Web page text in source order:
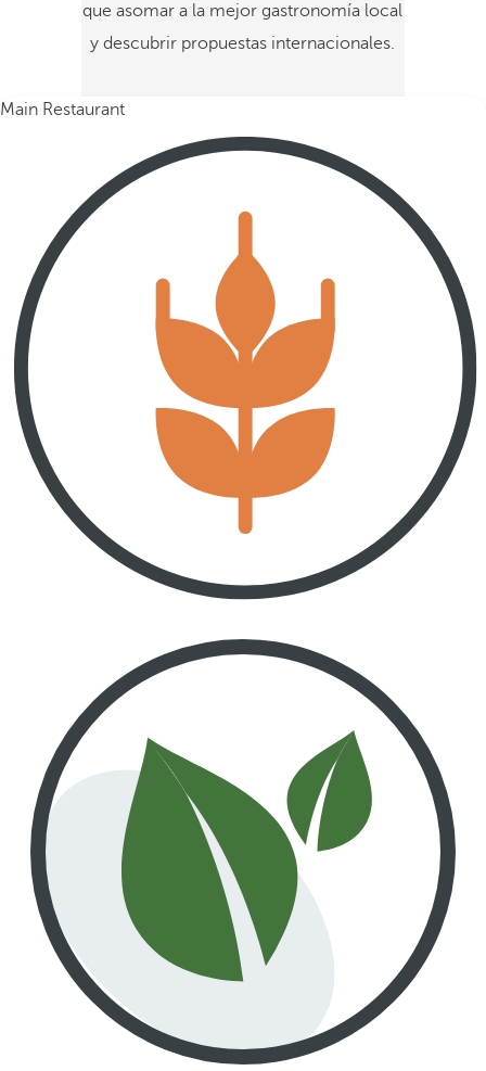
que asomar a la mejor gastronomía local
y descubrir propuestas internacionales.
Main Restaurant